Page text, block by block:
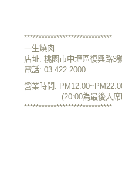
******************************
一生燒肉
店址: 桃園市中壢區復興路3
電話: 03 422 2000⁡
營業時間:
(20:00為最後入席時間
******************************